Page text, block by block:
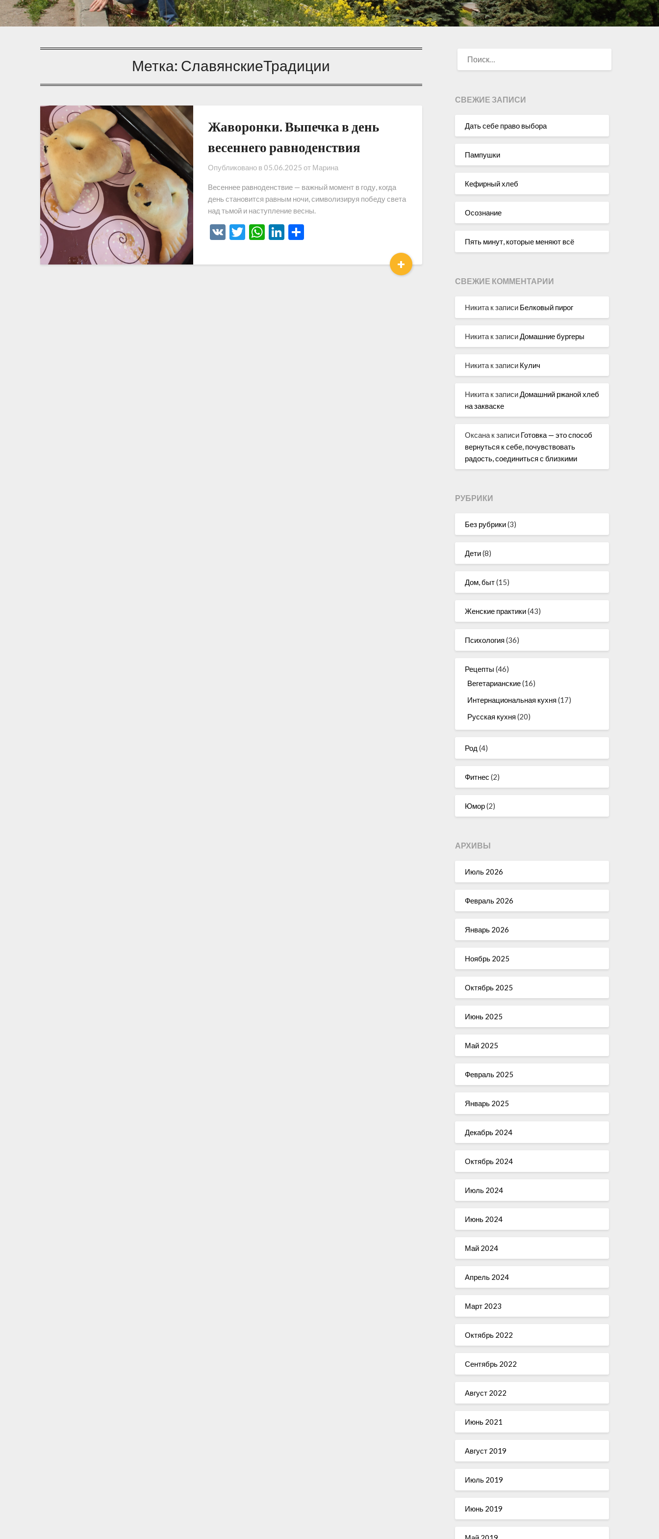
Метка: СлавянскиеТрадиции
Жаворонки. Выпечка в день
весеннего равноденствия
Опубликовано в 05.06.2025 от Марина
Весеннее равноденствие — важный момент в году, когда
день становится равным ночи, символизируя победу света
над тьмой и наступление весны.
VKTwitter
WhatsApp
LinkedIn
Отправить
+
СВЕЖИЕ ЗАПИСИ
Дать себе право выбора
Пампушки
Кефирный хлеб
Осознание
Пять минут, которые меняют всё
СВЕЖИЕ КОММЕНТАРИИ
Никитак записи Белковый пирог
Никитак записи Домашние бургеры
Никитак записи Кулич
Никитак записи Домашний ржаной хлеб
на закваске
Оксанак записи Готовка — это способ
вернуться к себе, почувствовать
радость, соединиться с близкими
РУБРИКИ
Без рубрики(3)
Дети(8)
Дом, быт(15)
Женские практики(43)
Психология (36)
Рецепты (46)
Вегетарианские(16)
Интернациональная кухня (17)
Русская кухня (20)
Род (4)
Фитнес (2)
Юмор(2)
АРХИВЫ
Июль 2026
Февраль 2026
Январь 2026
Ноябрь 2025
Октябрь 2025
Июнь 2025
Май 2025
Февраль 2025
Январь 2025
Декабрь 2024
Октябрь 2024
Июль 2024
Июнь 2024
Май 2024
Апрель 2024
Март 2023
Октябрь 2022
Сентябрь 2022
Август 2022
Июнь 2021
Август 2019
Июль 2019
Июнь 2019